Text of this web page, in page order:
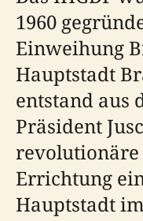
1960
Einweihung
Hauptstadt
entstand aus
Präsident
Errichtung
Hauptstadt